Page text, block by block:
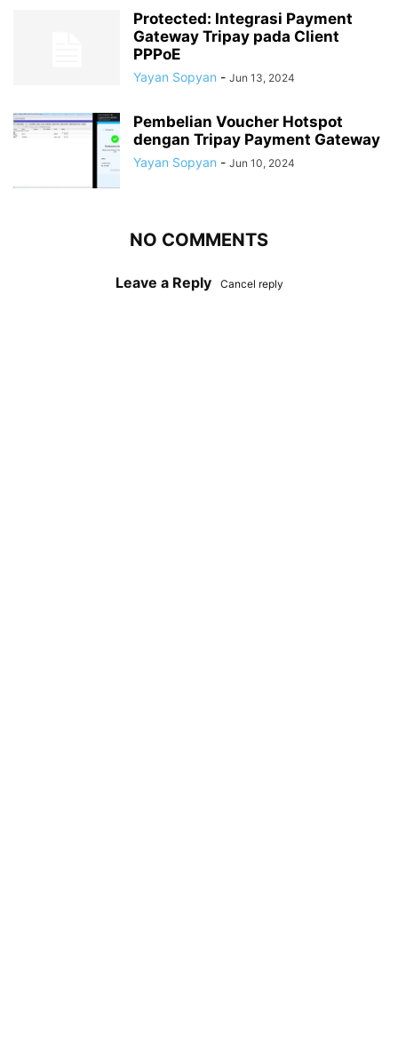
Protected: Integrasi Payment
Gateway Tripay pada Client
PPPoE
Yayan Sopyan - Jun 13, 2024
Pembelian Voucher Hotspot
dengan Tripay Payment Gateway
Yayan Sopyan - Jun 10, 2024
NO COMMENTS
Leave a Reply Cancel reply